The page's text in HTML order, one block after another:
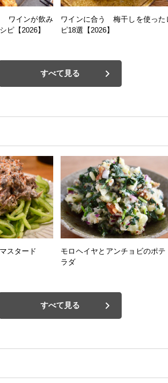
ワインが飲み
ピ【2026】
ワインに合う 梅干しを使った
ピ18選【2026】
すべて見る
スタード
モロヘイヤとアンチョビのポテ
ラダ
すべて見る